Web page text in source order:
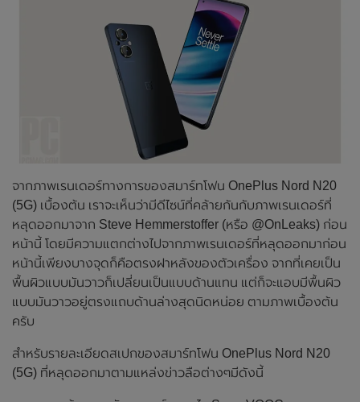
จากภาพเรนเดอร์ทางการของสมาร์ทโฟน OnePlus Nord N20
(5G) เบื้องต้น เราจะเห็นว่ามีดีไซน์ที่คล้ายกันกับภาพเรนเดอร์ที่
หลุดออกมาจาก Steve Hemmerstoffer (หรือ @OnLeaks) ก่อน
หน้านี้ โดยมีความแตกต่างไปจากภาพเรนเดอร์ที่หลุดออกมาก่อน
หน้านี้เพียงบางจุดก็คือตรงฝาหลังของตัวเครื่อง จากที่เคยเป็น
พื้นผิวแบบมันวาวก็เปลี่ยนเป็นแบบด้านแทน แต่ก็จะแอบมีพื้นผิว
แบบมันวาวอยู่ตรงแถบด้านล่างสุดนิดหน่อย ตามภาพเบื้องต้น
ครับ
สำหรับรายละเอียดสเปกของสมาร์ทโฟน OnePlus Nord N20
(5G) ที่หลุดออกมาตามแหล่งข่าวลือต่างๆมีดังนี้